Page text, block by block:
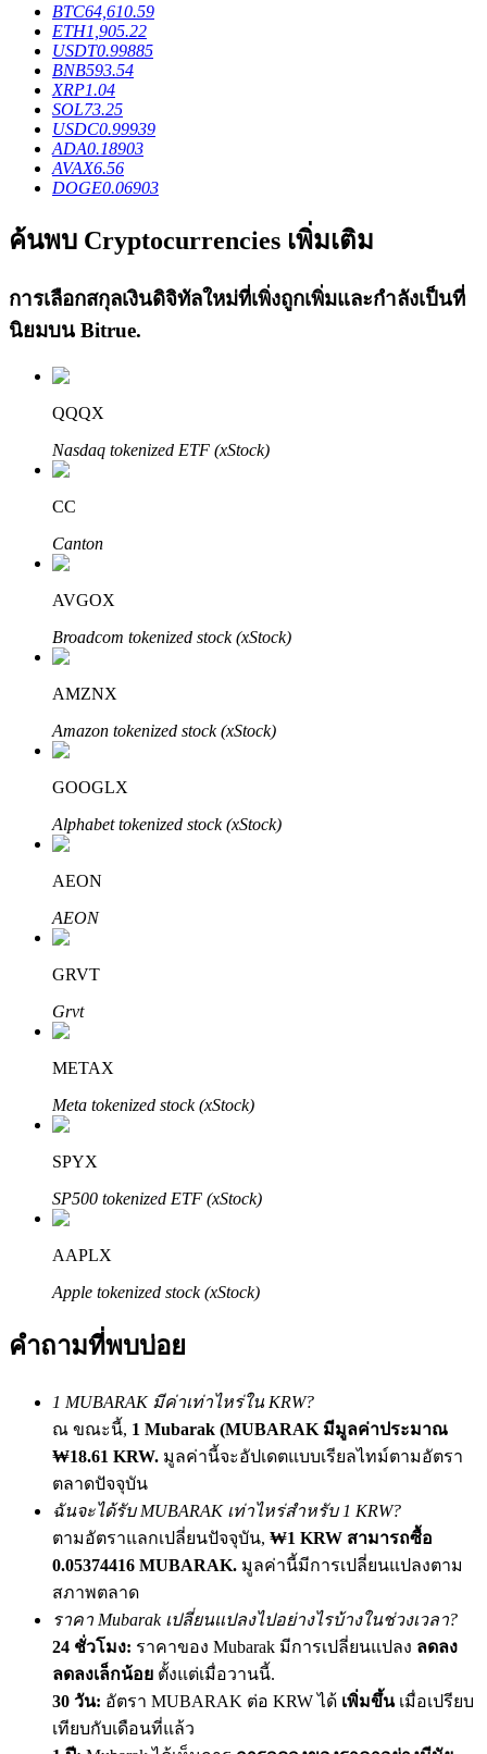
ลงทุนอัตโนมัติ
คว้าผลกำไรระยะยาวและผลประโยชน์ที่ยืดหยุ่น
เรียนรู้ Staking
เรียนรู้เกี่ยวกับการสร้างรายได้แบบพาสซีฟ
Bitrue
พันธมิตร Bitrue
พันธมิตร Bitrue
มากถึง 65% คอมมิชชั่น!
เชิญเพื่อนเพื่อรับรางวัลเงินสด
Deposit CASHCAT & Win
Deposit CASHCAT & Win
Share 500000 CASHCAT prize pool
Exclusive for BitMart Users
BTC64,610.59
ETH1,905.22
USDT0.99885
BNB593.54
XRP1.04
SOL73.25
USDC0.99939
ADA0.18903
AVAX6.56
DOGE0.06903
ค้นพบ Cryptocurrencies เพิ่มเติม
การเลือกสกุลเงินดิจิทัลใหม่ที่เพิ่งถูกเพิ่มและกำลังเป็นที่
นิยมบน Bitrue.
QQQX
Nasdaq tokenized ETF (xStock)
CC
Canton
AVGOX
Broadcom tokenized stock (xStock)
AMZNX
Amazon tokenized stock (xStock)
GOOGLX
Alphabet tokenized stock (xStock)
AEON
AEON
GRVT
Grvt
METAX
Meta tokenized stock (xStock)
SPYX
SP500 tokenized ETF (xStock)
AAPLX
Apple tokenized stock (xStock)
คำถามที่พบบ่อย
1 MUBARAK มีค่าเท่าไหร่ใน KRW?
ณ ขณะนี้, 1 Mubarak (MUBARAK มีมูลค่าประมาณ
₩18.61 KRW. มูลค่านี้จะอัปเดตแบบเรียลไทม์ตามอัตรา
ตลาดปัจจุบัน
ฉันจะได้รับ MUBARAK เท่าไหร่สำหรับ 1 KRW?
ตามอัตราแลกเปลี่ยนปัจจุบัน, ₩1 KRW สามารถซื้อ
0.05374416 MUBARAK. มูลค่านี้มีการเปลี่ยนแปลงตาม
สภาพตลาด
ราคา Mubarak เปลี่ยนแปลงไปอย่างไรบ้างในช่วงเวลา?
24 ชั่วโมง: ราคาของ Mubarak มีการเปลี่ยนแปลง ลดลง
ลดลงเล็กน้อย ตั้งแต่เมื่อวานนี้.
30 วัน: อัตรา MUBARAK ต่อ KRW ได้ เพิ่มขึ้นเมื่อเปรียบ
เทียบกับเดือนที่แล้ว